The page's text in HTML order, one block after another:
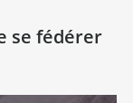
se fédérer